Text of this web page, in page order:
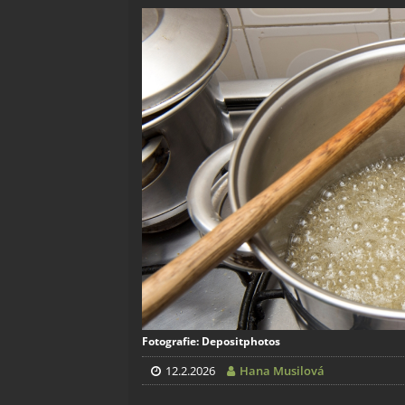
Fotografie: Depositphotos
12.2.2026 Hana Musilová